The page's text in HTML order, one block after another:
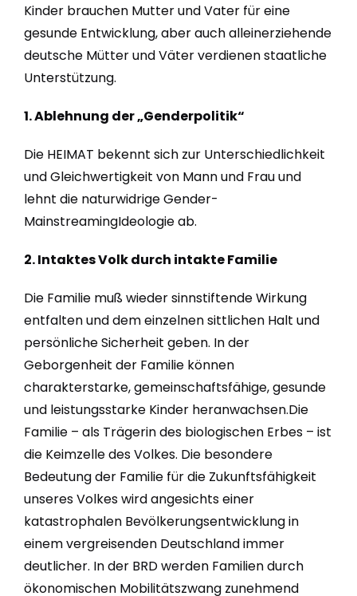
Kinder brauchen Mutter und Vater für eine
gesunde Entwicklung, aber auch alleinerziehende
deutsche Mütter und Väter verdienen staatliche
Unterstützung.
1. Ablehnung der „Genderpolitik“
Die HEIMAT bekennt sich zur Unterschiedlichkeit
und Gleichwertigkeit von Mann und Frau und
lehnt die naturwidrige Gender-
MainstreamingIdeologie ab.
2. Intaktes Volk durch intakte Familie
Die Familie muß wieder sinnstiftende Wirkung
entfalten und dem einzelnen sittlichen Halt und
persönliche Sicherheit geben. In der
Geborgenheit der Familie können
charakterstarke, gemeinschaftsfähige, gesunde
und leistungsstarke Kinder heranwachsen.Die
Familie – als Trägerin des biologischen Erbes – ist
die Keimzelle des Volkes. Die besondere
Bedeutung der Familie für die Zukunftsfähigkeit
unseres Volkes wird angesichts einer
katastrophalen Bevölkerungsentwicklung in
einem vergreisenden Deutschland immer
deutlicher. In der BRD werden Familien durch
ökonomischen Mobilitätszwang zunehmend